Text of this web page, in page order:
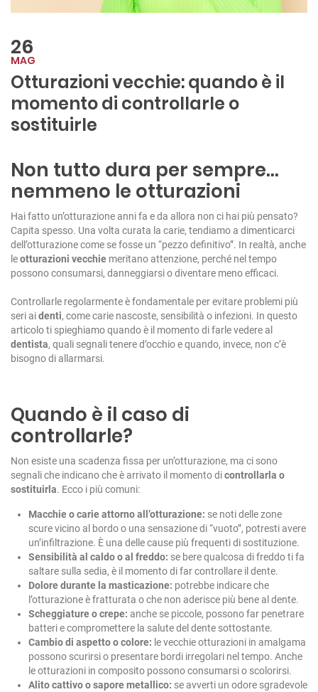
26
MAG
Otturazioni vecchie: quando è il
momento di controllarle o
sostituirle
Non tutto dura per sempre…
nemmeno le otturazioni
Hai fatto un’otturazione anni fa e da allora non ci hai più pensato?
Capita spesso. Una volta curata la carie, tendiamo a dimenticarci
dell’otturazione come se fosse un “pezzo definitivo”. In realtà, anche
leotturazioni vecchie meritano attenzione, perché nel tempo
possono consumarsi, danneggiarsi o diventare meno efficaci.
Controllarle regolarmente è fondamentale per evitare problemi più
seri aidenti, come carie nascoste, sensibilità o infezioni. In questo
articolo ti spieghiamo quando è il momento di farle vedere al
dentista, quali segnali tenere d’occhio e quando, invece, non c’è
bisogno di allarmarsi.
Quando è il caso di
controllarle?
Non esiste una scadenza fissa per un’otturazione, ma ci sono
segnali che indicano che è arrivato il momento dicontrollarla o
sostituirla. Ecco i più comuni:
Macchie o carie attorno all’otturazione: se noti delle zone
scure vicino al bordo o una sensazione di “vuoto”, potresti avere
un’infiltrazione. È una delle cause più frequenti di sostituzione.
Sensibilità al caldo o al freddo: se bere qualcosa di freddo ti fa
saltare sulla sedia, è il momento di far controllare il dente.
Dolore durante la masticazione: potrebbe indicare che
l’otturazione è fratturata o che non aderisce più bene al dente.
Scheggiature o crepe: anche se piccole, possono far penetrare
batteri e compromettere la salute del dente sottostante.
Cambio di aspetto o colore: le vecchie otturazioni in amalgama
possono scurirsi o presentare bordi irregolari nel tempo. Anche
le otturazioni in composito possono consumarsi o scolorirsi.
Alito cattivo o sapore metallico: se avverti un odore sgradevole